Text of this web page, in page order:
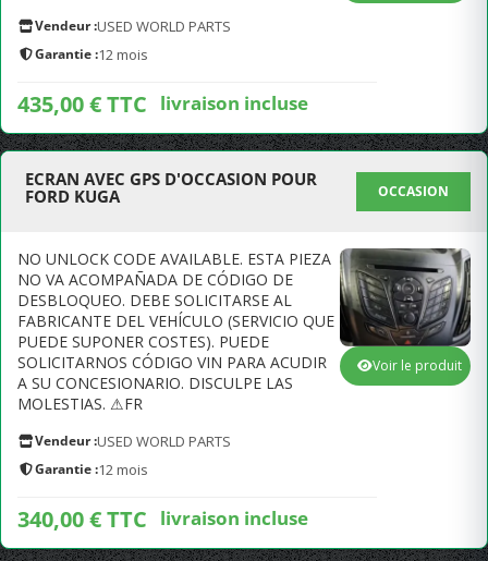
Vendeur :USED WORLD PARTS
Garantie :12 mois
435,00 € TTC livraison incluse
ECRAN AVEC GPS D'OCCASION POUR
FORD KUGA
OCCASION
NO UNLOCK CODE AVAILABLE. ESTA PIEZA
NO VA ACOMPAÑADA DE CÓDIGO DE
DESBLOQUEO. DEBE SOLICITARSE AL
FABRICANTE DEL VEHÍCULO (SERVICIO QUE
PUEDE SUPONER COSTES). PUEDE
SOLICITARNOS CÓDIGO VIN PARA ACUDIR
A SU CONCESIONARIO. DISCULPE LAS
MOLESTIAS. ⚠FR
Vendeur :USED WORLD PARTS
Garantie :12 mois
340,00 € TTC livraison incluse
Voir le produit